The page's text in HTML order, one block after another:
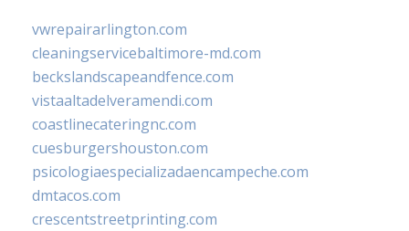
vwrepairarlington.com
cleaningservicebaltimore-md.com
beckslandscapeandfence.com
vistaaltadelveramendi.com
coastlinecateringnc.com
cuesburgershouston.com
psicologiaespecializadaencampeche.com
dmtacos.com
crescentstreetprinting.com